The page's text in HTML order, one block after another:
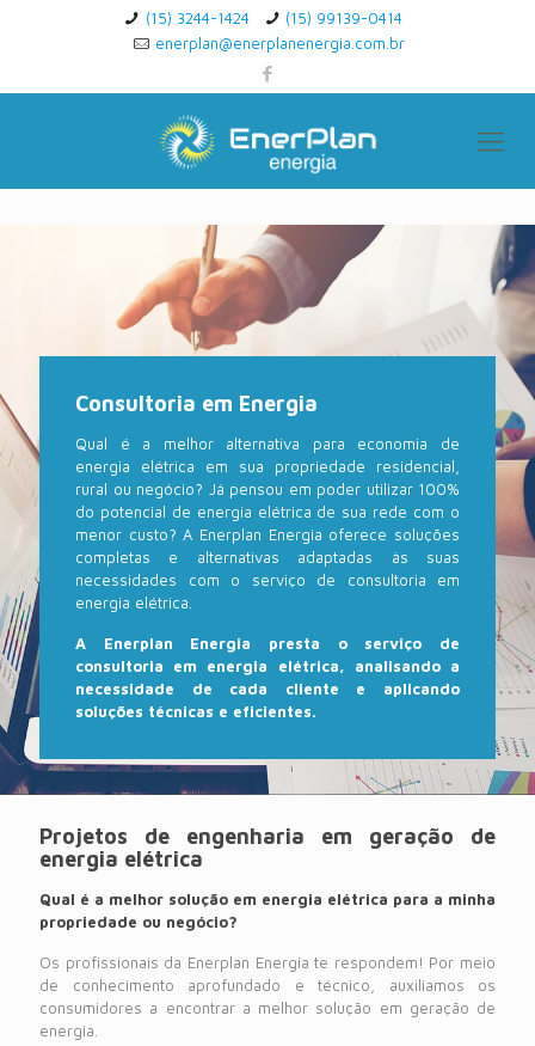
(15) 3244-1424
(15) 99139-0414
enerplan@enerplanenergia.com.br
Consultoria em Energia
Qual é a melhor alternativa para economia de
energia elétrica em sua propriedade residencial,
rural ou negócio? Já pensou em poder utilizar 100%
do potencial de energia elétrica de sua rede com o
menor custo? A Enerplan Energia oferece soluções
completas e alternativas adaptadas às suas
necessidades com o serviço de consultoria em
energia elétrica.
A Enerplan Energia presta o serviço de
consultoria em energia elétrica, analisando a
necessidade de cada cliente e aplicando
soluções técnicas e eficientes.
Projetos de engenharia em geração de
energia elétrica
Qual é a melhor solução em energia elétrica para a minha
propriedade ou negócio?
Os profissionais da Enerplan Energia te respondem! Por meio
de conhecimento aprofundado e técnico, auxiliamos os
consumidores a encontrar a melhor solução em geração de
energia.